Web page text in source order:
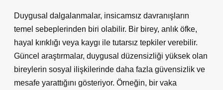
Duygusal dalgalanmalar, insicamsız davranışların
temel sebeplerinden biri olabilir. Bir birey, anlık öfke,
hayal kırıklığı veya kaygı ile tutarsız tepkiler verebilir.
Güncel araştırmalar, duygusal düzensizliği yüksek olan
bireylerin sosyal ilişkilerinde daha fazla güvensizlik ve
mesafe yarattığını gösteriyor. Örneğin, bir vaka